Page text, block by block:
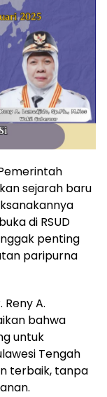
sejarah baru
di RSUD
penting
paripurna
A.
bahwa
untuk
Tengah
terbaik, tanpa